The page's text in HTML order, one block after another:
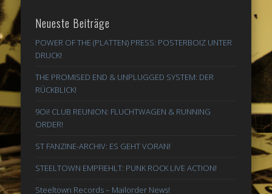
Neueste Beiträge
POWER OF THE (PLATTEN) PRESS: POSTERBOIZ UNTER
DRUCK!
THE PROMISED END & UNPLUGGED SYSTEM: DER
RÜCKBLICK!
9Oi! CLUB REUNION: FLUCHTWAGEN & RUNNING
ORDER!
ST FANZINE-ARCHIV: ES GEHT VORAN!
STEELTOWN EMPFIEHLT: PUNK ROCK LIVE ACTION!
Steeltown Records – Mailorder News!